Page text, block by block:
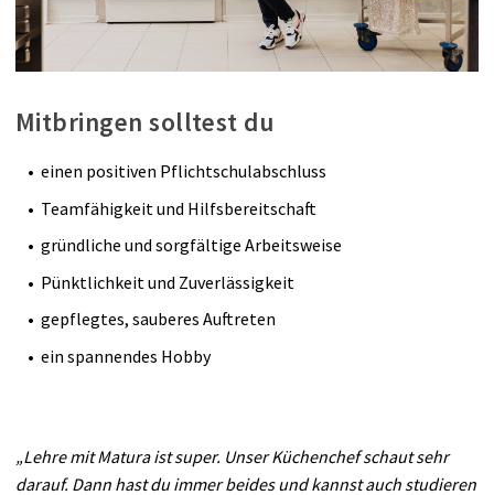
Mitbringen solltest du
einen positiven Pflichtschulabschluss
Teamfähigkeit und Hilfsbereitschaft
gründliche und sorgfältige Arbeitsweise
Pünktlichkeit und Zuverlässigkeit
gepflegtes, sauberes Auftreten
ein spannendes Hobby
„Lehre mit Matura ist super. Unser Küchenchef schaut sehr
darauf. Dann hast du immer beides und kannst auch studieren